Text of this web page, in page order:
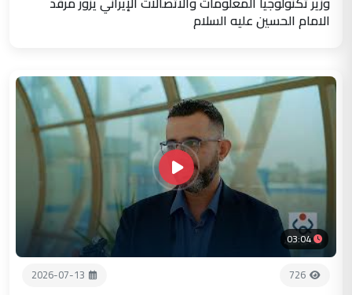
الامام الحسين عليه السلام
03:04
726
2026-07-13